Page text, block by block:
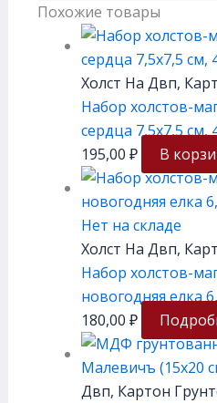
Похожие товары
Холст На Двп,
Набор холстов-
сердца 7,5х7,5 см,
195,00 ₽ В
Нет на складе
Холст На Двп,
Набор холстов-
новогодняя елка
180,00 ₽
Двп, Картон